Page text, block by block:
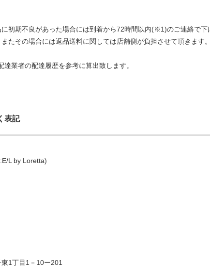
初期不良があった場合には到着から72時間以内(※1)のご連絡で
たその場合には返品送料に関しては店舗側が負担させて頂きま
業者の配達履歴を参考に算出致します。
表記
L by Loretta)
1丁目1－10ー201